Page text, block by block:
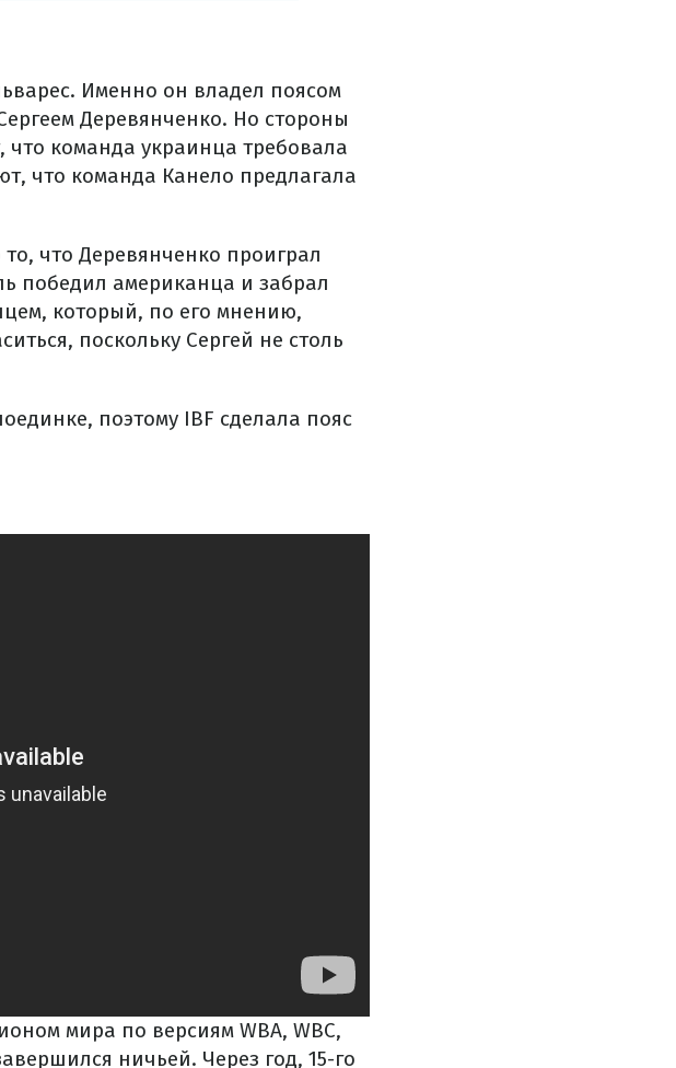
Именно он владел поясом
Деревянченко. Но стороны
что команда украинца требовала
что команда Канело предлагала
что Деревянченко проиграл
победил американца и забрал
который, по его мнению,
поскольку Сергей не столь
поэтому IBF сделала пояс
мира по версиям WBA, WBC,
ничьей. Через год, 15-го